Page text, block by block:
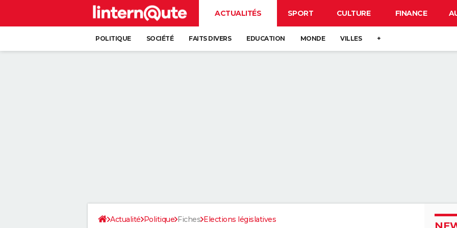
ACTUALITÉS SPORT CULTURE FINANCE
POLITIQUE SOCIÉTÉ FAITS DIVERS EDUCATION MONDE VILLES +
Actualité Politique Fiches Elections législatives